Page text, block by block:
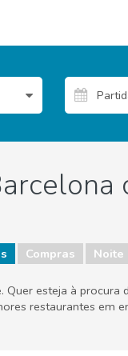
Compras Noite
esteja à
restaurantes em